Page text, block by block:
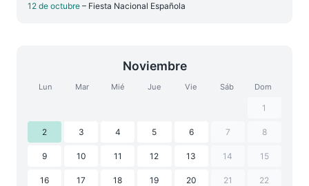
12 de octubre – Fiesta Nacional Española
Noviembre
Lun Mar Mié Jue Vie Sáb Dom
1
2 3 4 5 6 7 8
9 10 11 12 13 14 15
16 17 18 19 20 21 22